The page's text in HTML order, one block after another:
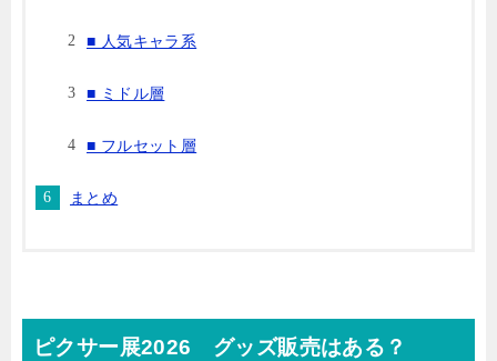
■ 人気キャラ系
■ ミドル層
■ フルセット層
まとめ
ピクサー展2026 グッズ販売はある？